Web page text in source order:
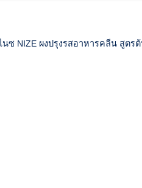
นซ NIZE ผงปรุงรสอาหารคลีน สูตร